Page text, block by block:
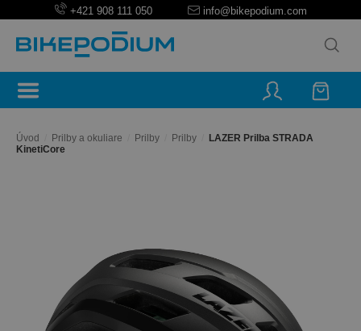
+421 908 111 050 info@bikepodium.com
Úvod Prilby a okuliare Prilby Prilby
LAZER Prilba STRADA
KinetiCore